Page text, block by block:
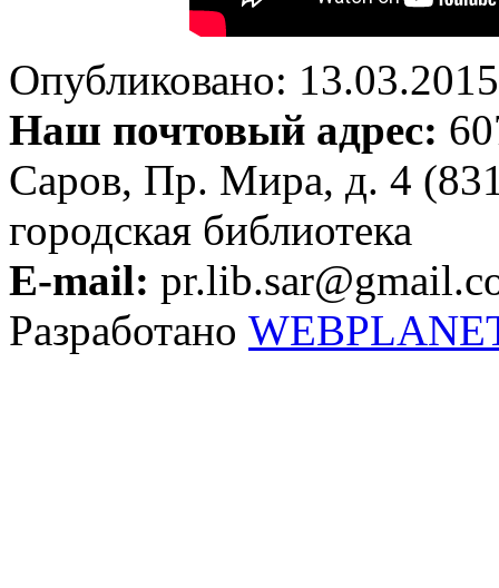
Опубликовано:
Наш почтовый адрес:
Саров, Пр. Мира, д. 4
городская библиотека
E-mail:
Разработано